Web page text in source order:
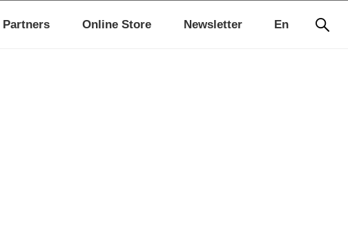
En
Partners Online Store Newsletter